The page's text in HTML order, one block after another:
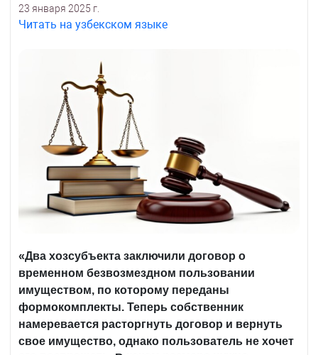
23 января 2025 г.
Читать на узбекском языке
«Два хозсубъекта заключили договор о
временном безвозмездном пользовании
имуществом, по которому переданы
формокомплекты. Теперь собственник
намеревается расторгнуть договор и вернуть
свое имущество, однако пользователь не хочет